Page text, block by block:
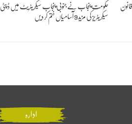
حکومت پنجاب نے جنوبی پنجاب سیکریٹریٹ میں ڈپٹی
سیکریٹریز کی مزید 9 آسامیاں ختم کر دیں
ادارہ